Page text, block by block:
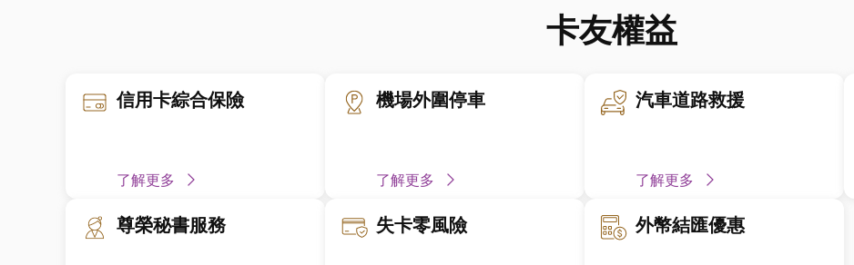
卡友權益
信用卡綜合保險
了解更多
機場外圍停車
了解更多
汽車道路救援
了解更多
尊榮秘書服務 失卡零風險 外幣結匯優惠